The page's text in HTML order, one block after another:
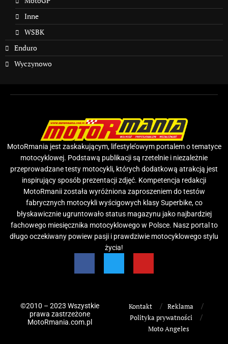
Inne
WSBK
Enduro
Wyczynowo
MotoRmania jest zaskakującym, lifestyle’owym portalem o tematyce
motocyklowej. Podstawą publikacji są rzetelnie i niezależnie
przeprowadzane testy motocykli, których dodatkową atrakcją jest
inspirujący sposób prezentacji zdjęć. Kompetencja redakcji
MotoRmanii została wyróżniona zaproszeniem do testów
fabrycznych motocykli wyścigowych klasy Superbike, co
błyskawicznie ugruntowało status magazynu jako najbardziej
fachowego miesięcznika motocyklowego w Polsce. Nasz portal to
długo oczekiwany powiew pasji i prawdziwie motocyklowego stylu
życia!
©2010 – 2023 Wszystkie
prawa zastrzeżone
MotoRmania.com.pl
Kontakt
Reklama
Polityka prywatności
Moto Angeles